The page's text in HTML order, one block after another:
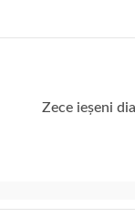
Zece ieșeni